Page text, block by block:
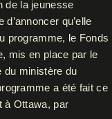
de la jeunesse
qu’elle
programme, le Fonds
mis en place par le
du ministère du
a été fait ce
à Ottawa, par